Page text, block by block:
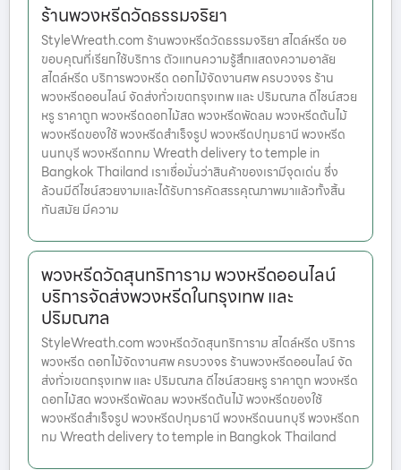
ร้านพวงหรีดวัดธรรมจริยา
StyleWreath.com ร้านพวงหรีดวัดธรรมจริยา สไตล์หรีด ขอ
ขอบคุณที่เรียกใช้บริการ ตัวแทนความรู้สึกแสดงความอาลัย
สไตล์หรีด บริการพวงหรีด ดอกไม้จัดงานศพ ครบวงจร ร้าน
พวงหรีดออนไลน์ จัดส่งทั่วเขตกรุงเทพ และ ปริมณฑล ดีไซน์สวย
หรู ราคาถูก พวงหรีดดอกไม้สด พวงหรีดพัดลม พวงหรีดต้นไม้
พวงหรีดของใช้ พวงหรีดสำเร็จรูป พวงหรีดปทุมธานี พวงหรีด
นนทบุรี พวงหรีดกทม Wreath delivery to temple in
Bangkok Thailand เราเชื่อมั่นว่าสินค้าของเรามีจุดเด่น ซึ่ง
ล้วนมีดีไซน์สวยงามและได้รับการคัดสรรคุณภาพมาแล้วทั้งสิ้น
ทันสมัย มีความ
พวงหรีดวัดสุนทริการาม พวงหรีดออนไลน์
บริการจัดส่งพวงหรีดในกรุงเทพ และ
ปริมณฑล
StyleWreath.com พวงหรีดวัดสุนทริการาม สไตล์หรีด บริการ
พวงหรีด ดอกไม้จัดงานศพ ครบวงจร ร้านพวงหรีดออนไลน์ จัด
ส่งทั่วเขตกรุงเทพ และ ปริมณฑล ดีไซน์สวยหรู ราคาถูก พวงหรีด
ดอกไม้สด พวงหรีดพัดลม พวงหรีดต้นไม้ พวงหรีดของใช้
พวงหรีดสำเร็จรูป พวงหรีดปทุมธานี พวงหรีดนนทบุรี พวงหรีดก
ทม Wreath delivery to temple in Bangkok Thailand